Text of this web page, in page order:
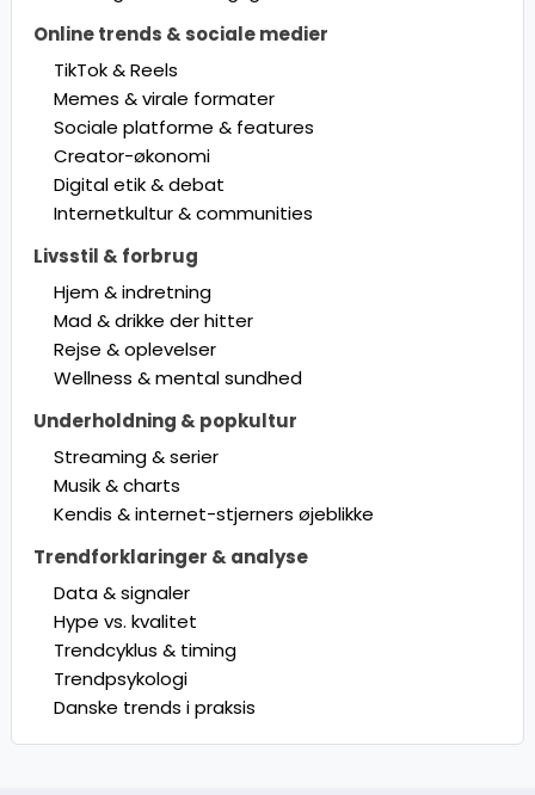
Online trends & sociale medier
TikTok & Reels
Memes & virale formater
Sociale platforme & features
Creator-økonomi
Digital etik & debat
Internetkultur & communities
Livsstil & forbrug
Hjem & indretning
Mad & drikke der hitter
Rejse & oplevelser
Wellness & mental sundhed
Underholdning & popkultur
Streaming & serier
Musik & charts
Kendis & internet-stjerners øjeblikke
Trendforklaringer & analyse
Data & signaler
Hype vs. kvalitet
Trendcyklus & timing
Trendpsykologi
Danske trends i praksis